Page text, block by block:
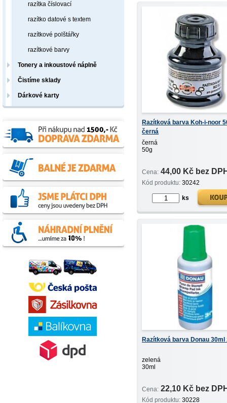
Razítková barva Koh-i-noor
černá
černá
50g
Cena: 44,00 Kč bez
Kód produktu: 30242
ks
Razítková barva Donau 30ml
zelená
30ml
Cena: 22,10 Kč bez
Kód produktu: 30228
razítka číslovací
razítko datové s textem
razítkové polštářky
razítkové barvy
Tonery a inkoustové náplně
Čistíme sklady
Dárkové karty